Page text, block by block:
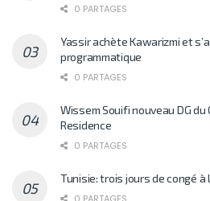
0 PARTAGES
Yassir achète Kawarizmi et
programmatique
0 PARTAGES
Wissem Souifi nouveau DG
Residence
0 PARTAGES
Tunisie: trois jours de congé à